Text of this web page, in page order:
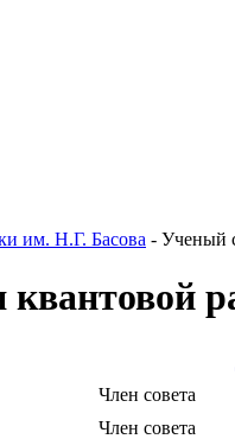
им. Н.Г. Басова - Ученый
Член совета
Член совета